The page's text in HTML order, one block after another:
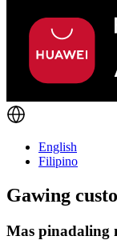
English
Filipino
Gawing
Mas pinadaling